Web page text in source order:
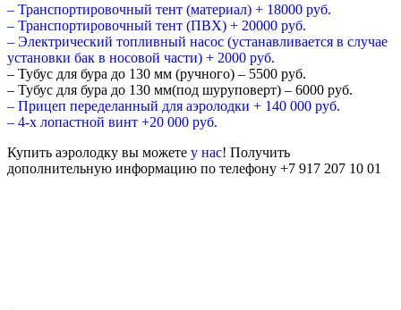
– Транспортировочный тент (материал) + 18000 руб.
– Транспортировочный тент (ПВХ) + 20000 руб.
– Электрический топливный насос (устанавливается в случае
установки бак в носовой части) + 2000 руб.
– Тубус для бура до 130 мм (ручного) – 5500 руб.
– Тубус для бура до 130 мм(под шуруповерт) – 6000 руб.
– Прицеп переделанный для аэролодки + 140 000 руб.
– 4-х лопастной винт +20 000 руб.
Купить аэролодку вы можете у нас! Получить
дополнительную информацию по телефону +7 917 207 10 01